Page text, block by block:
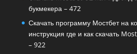
букмекера – 472
Скачать программу Мостбет на
инструкция где и как скачать
– 922